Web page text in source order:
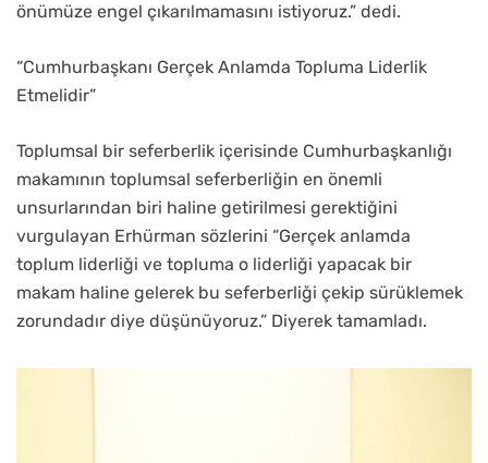
önümüze engel çıkarılmamasını istiyoruz.” dedi.
“Cumhurbaşkanı Gerçek Anlamda Topluma Liderlik
Etmelidir”
Toplumsal bir seferberlik içerisinde Cumhurbaşkanlığı
makamının toplumsal seferberliğin en önemli
unsurlarından biri haline getirilmesi gerektiğini
vurgulayan Erhürman sözlerini “Gerçek anlamda
toplum liderliği ve topluma o liderliği yapacak bir
makam haline gelerek bu seferberliği çekip sürüklemek
zorundadır diye düşünüyoruz.” Diyerek tamamladı.